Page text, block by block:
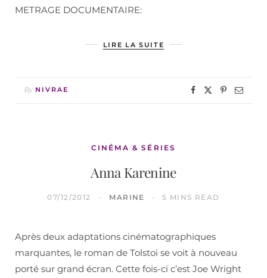
METRAGE DOCUMENTAIRE:
LIRE LA SUITE
By NIVRAE
CINÉMA & SÉRIES
Anna Karenine
07/12/2012 MARINE 5 MINS READ
Après deux adaptations cinématographiques
marquantes, le roman de Tolstoi se voit à nouveau
porté sur grand écran. Cette fois-ci c’est Joe Wright